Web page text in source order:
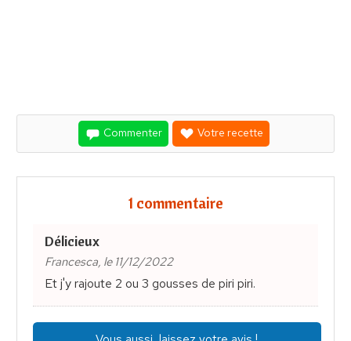
Commenter Votre recette
1 commentaire
Délicieux
Francesca, le 11/12/2022
Et j'y rajoute 2 ou 3 gousses de piri piri.